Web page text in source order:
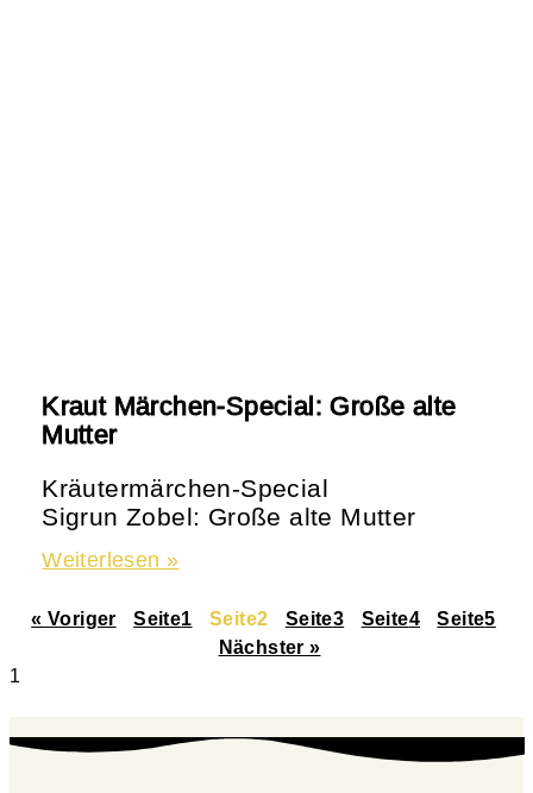
Kraut Märchen-Special: Große alte
Mutter
Kräutermärchen-Special
Sigrun Zobel: Große alte Mutter
Weiterlesen »
« Voriger Seite1 Seite2 Seite3 Seite4 Seite5
Nächster »